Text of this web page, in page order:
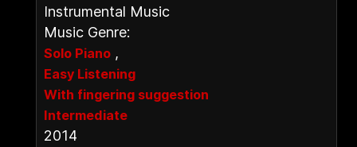
Instrumental Music
Music Genre:
Solo Piano ,
Easy Listening
With fingering suggestion
Intermediate
2014